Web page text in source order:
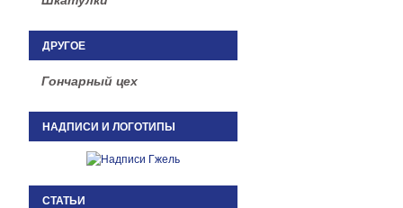
ДРУГОЕ
Гончарный цех
НАДПИСИ И ЛОГОТИПЫ
СТАТЬИ